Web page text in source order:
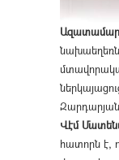
Վէմ
հատորն է,